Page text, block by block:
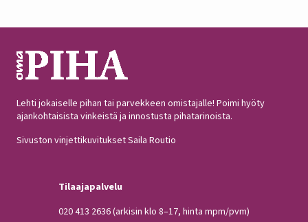
Lehti jokaiselle pihan tai parvekkeen omistajalle! Poimi hyöty
ajankohtaisista vinkeistä ja innostusta pihatarinoista.
Sivuston vinjettikuvitukset Saila Routio
Tilaajapalvelu
020 413 2636(arkisin klo 8–17, hinta mpm/pvm)